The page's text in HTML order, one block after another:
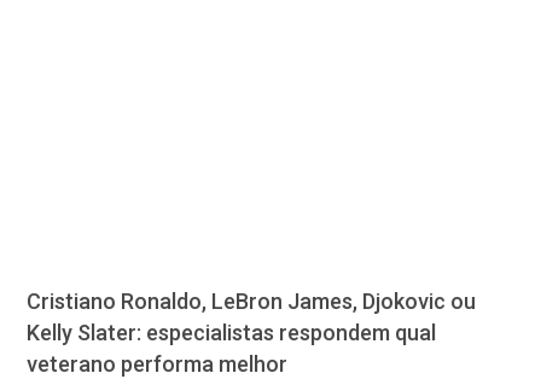
Cristiano Ronaldo, LeBron James, Djokovic ou
Kelly Slater: especialistas respondem qual
veterano performa melhor